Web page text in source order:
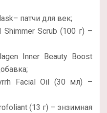
патчи для век;
Shimmer Scrub (100 г) –
Inner Beauty Boost
Facial Oil (30 мл) –
(13 г) – энзимная